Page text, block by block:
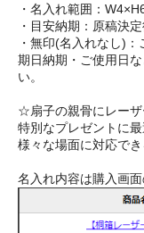
・名入れ範囲：
・目安納期：原稿決
・無印(名入れなし)
期日納期・ご使用日
い。
☆扇子の親骨にレー
特別なプレゼントに最
様々な場面に対応でき
名入れ内容は購入画